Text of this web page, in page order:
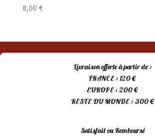
8,00 €
Livraison offerte à partir de :
FRANCE : 120 €
EUROPE : 200 €
RESTE DU MONDE : 300 €
Satisfait ou Remboursé